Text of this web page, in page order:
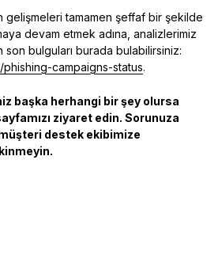
gelişmeleri tamamen şeffaf bir şekilde
devam etmek adına, analizlerimiz
son bulguları burada bulabilirsiniz:
campaigns-status.
başka herhangi bir şey olursa
ziyaret edin. Sorunuza
destek ekibimize